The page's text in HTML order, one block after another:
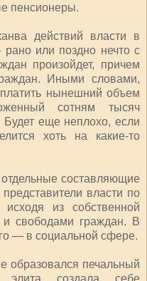
пенсионеры.
действий власти в
или поздно нечто с
произойдет, причем
Иными словами,
нынешний объем
сотням тысяч
Будет еще неплохо, если
хоть на какие-то
составляющие
власти по
из собственной
свободами граждан. В
— в социальной сфере.
образовался печальный
элита создала себе